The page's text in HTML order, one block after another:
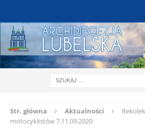
Str. główna Aktualności
motocyklistów 7.11.09.2020